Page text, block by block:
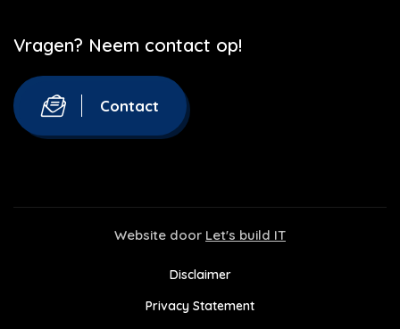
Vragen? Neem contact op!
Contact
Website door Let's build IT
Disclaimer
Privacy Statement